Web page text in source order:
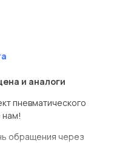
и аналоги
пневматического
нам!
обращения через